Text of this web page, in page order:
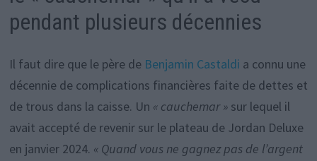
pendant plusieurs décennies
Il faut dire que le père de Benjamin Castaldi a connu une
décennie de complications financières faite de dettes et
de trous dans la caisse. Un « cauchemar »sur lequel il
avait accepté de revenir sur le plateau de Jordan Deluxe
en janvier 2024. « Quand vous ne gagnez pas de l’argent